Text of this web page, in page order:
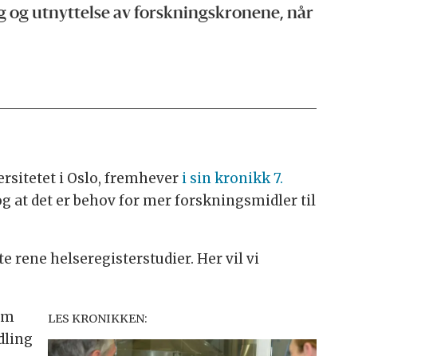
utnyttelse av forskningskronene, når
i Oslo, fremhever i sin kronikk 7.
at det er behov for mer forskningsmidler til
rene helseregisterstudier. Her vil vi
LES KRONIKKEN: